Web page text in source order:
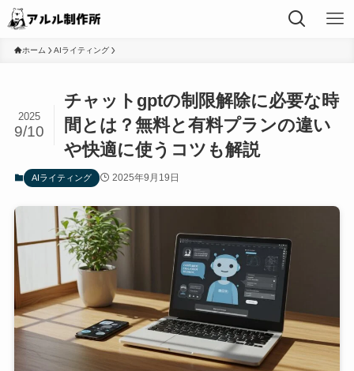
ホーム AIライティング
チャットgptの制限解除に必要な時
間とは？無料と有料プランの違い
や快適に使うコツも解説
2025
9/10
AIライティング 2025年9月19日